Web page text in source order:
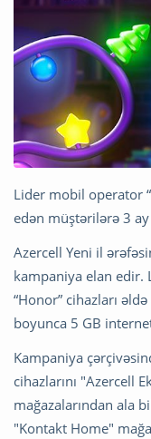
Lider mobil operator
edən müştərilərə 3
Azercell Yeni il
kampaniya elan edir.
“Honor” cihazları
boyunca 5 GB
Kampaniya
cihazlarını "Azercell
mağazalarından ala
"Kontakt Home"